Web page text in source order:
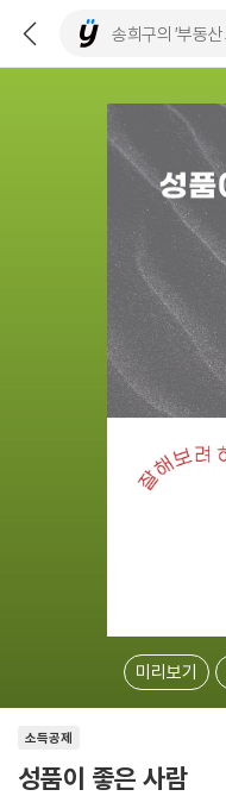
미리보기
소득공제
성품이 좋은 사람